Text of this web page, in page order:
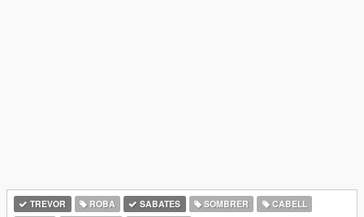
TREVOR ROBA SABATES SOMBRER
CABELL